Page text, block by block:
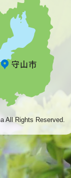
All Rights Reserved.